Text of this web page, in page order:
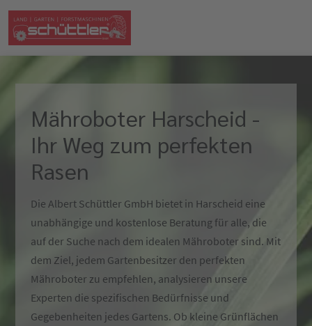
Mähroboter Harscheid -
Ihr Weg zum perfekten
Rasen
Die Albert Schüttler GmbH bietet in Harscheid eine
unabhängige und kostenlose Beratung für alle, die
auf der Suche nach dem idealen Mähroboter sind. Mit
dem Ziel, jedem Gartenbesitzer den perfekten
Mähroboter zu empfehlen, analysieren unsere
Experten die spezifischen Bedürfnisse und
Gegebenheiten jedes Gartens. Ob kleine Grünflächen